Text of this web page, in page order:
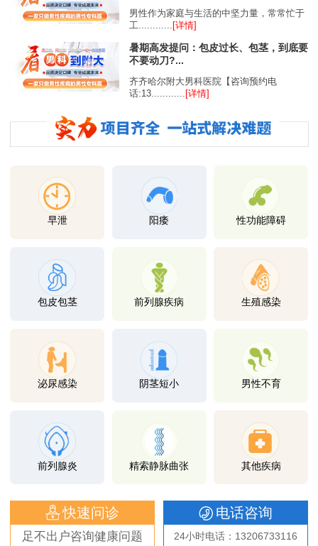
男性作为家庭与生活的中坚力量，常常忙于
工............ [详情]
暑期高发提问：包皮过长、包茎，到底要
不要动刀?...
齐齐哈尔附大男科医院【咨询预约电
话:13............
[详情]
早泄 阳痿 性功能障碍
包皮包茎 前列腺疾病 生殖感染
泌尿感染 阴茎短小 男性不育
前列腺炎 精索静脉曲张 其他疾病
快速问诊
足不出户咨询健康问题
电话咨询
24小时电话：13206733116